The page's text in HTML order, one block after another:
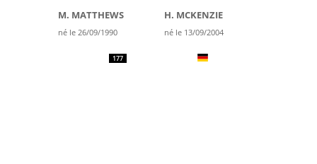
M. MATTHEWS
né le 26/09/1990
H. MCKENZIE
né le 13/09/2004
177